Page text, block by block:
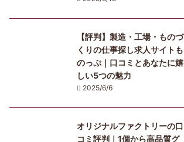
【評判】製造・工場・ものづ
くりの仕事探し求人サイトも
のっぷ｜口コミとあなたに嬉
しい5つの魅力
2025/6/6
オリジナルファクトリーの口
コミ評判｜1個から高品質グ